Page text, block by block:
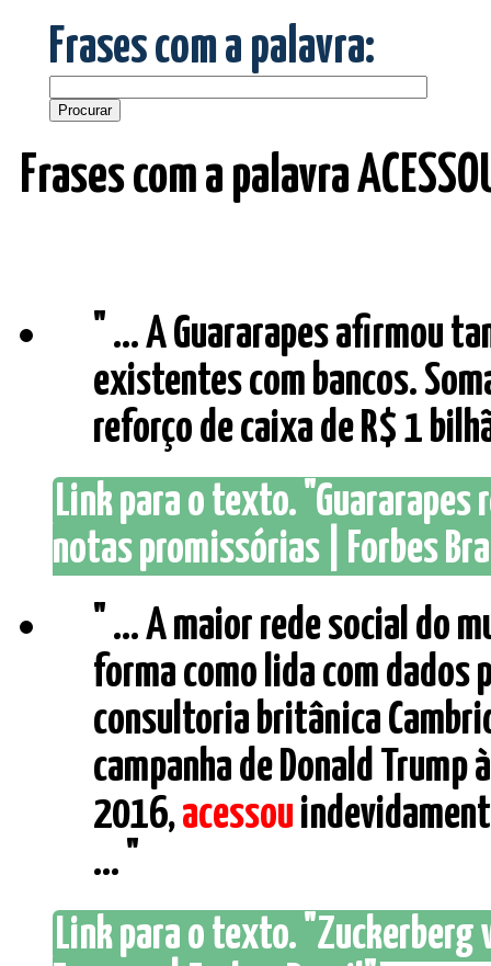
Frases com a palavra:
Frases com a palavra
" ... A Guararapes afirmou
existentes com bancos.
reforço de caixa de R$ 1
Link para o texto. "Guararapes
notas promissórias | Forbes
" ... A maior rede social do
forma como lida com dados
consultoria britânica
campanha de Donald Trump
2016,acessou
... "
Link para o texto. "Zuckerberg